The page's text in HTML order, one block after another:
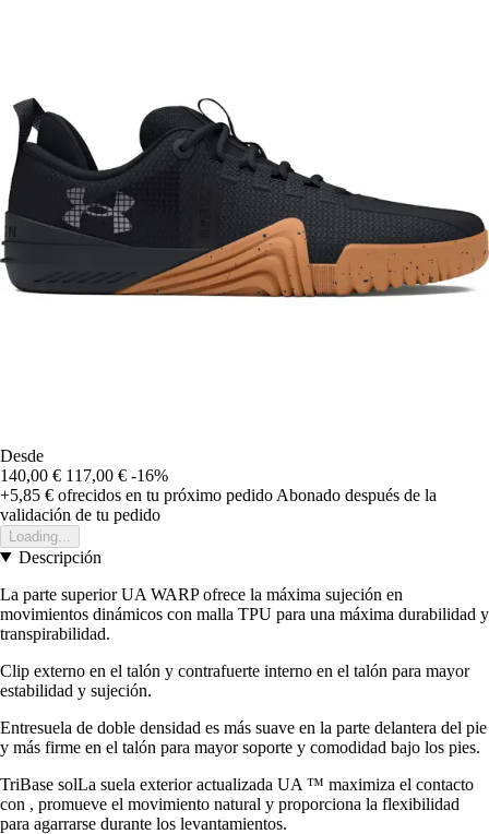
Desde
140,00 € 117,00 € -16%
+5,85 € ofrecidos en tu próximo pedido Abonado después de la
validación de tu pedido
Loading...
Descripción
La parte superior UA WARP ofrece la máxima sujeción en
movimientos dinámicos con malla TPU para una máxima durabilidad y
transpirabilidad.
Clip externo en el talón y contrafuerte interno en el talón para mayor
estabilidad y sujeción.
Entresuela de doble densidad es más suave en la parte delantera del pie
y más firme en el talón para mayor soporte y comodidad bajo los pies.
TriBase solLa suela exterior actualizada UA ™ maximiza el contacto
con , promueve el movimiento natural y proporciona la flexibilidad
para agarrarse durante los levantamientos.